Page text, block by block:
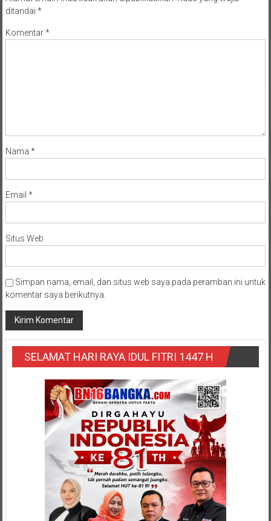
ditandai *
Komentar*
Nama *
Email *
Situs Web
Simpan nama, email, dan situs web saya pada peramban ini untuk
komentar saya berikutnya.
SELAMAT HARI RAYA IDUL FITRI 1447 H